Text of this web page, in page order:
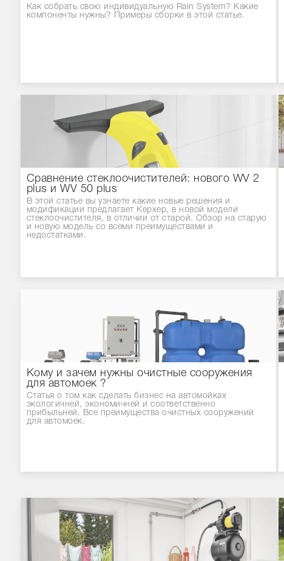
Как собрать свою индивидуальную Rain System? Какие
компоненты нужны? Примеры сборки в этой статье.
Сравнение стеклоочистителей: нового WV 2
plus и WV 50 plus
В этой статье вы узнаете какие новые решения и
модификации предлагает Керхер, в новой модели
стеклоочистителя, в отличии от старой. Обзор на старую
и новую модель со всеми преимуществами и
недостатками.
Кому и зачем нужны очистные сооружения
для автомоек ?
Статья о том как сделать бизнес на автомойках
экологичней, экономичней и соответственно
прибыльней. Все преимущества очистных сооружений
для автомоек.